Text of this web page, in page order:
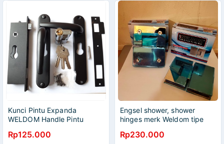
Kunci Pintu Expanda
WELDOM Handle Pintu
Rp125.000
Engsel shower, shower
hinges merk Weldom tipe
Rp230.000